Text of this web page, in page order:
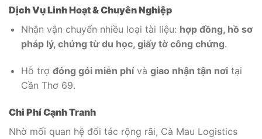
Dịch Vụ Linh Hoạt & Chuyên Nghiệp
Nhận vận chuyển nhiều loại tài liệu: hợp đồng, hồ sơ
pháp lý, chứng từ du học, giấy tờ công chứng.
Hỗ trợ đóng gói miễn phívà giao nhận tận nơitại
Cần Thơ 69.
Chi Phí Cạnh Tranh
Nhờ mối quan hệ đối tác rộng rãi, Cà Mau Logistics